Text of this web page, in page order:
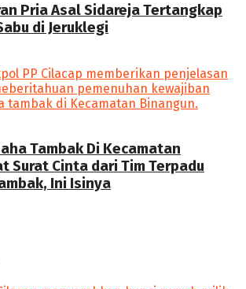
Pria Asal Sidareja Tertangkap
di Jeruklegi
Tambak Di Kecamatan
Surat Cinta dari Tim Terpadu
Ini Isinya